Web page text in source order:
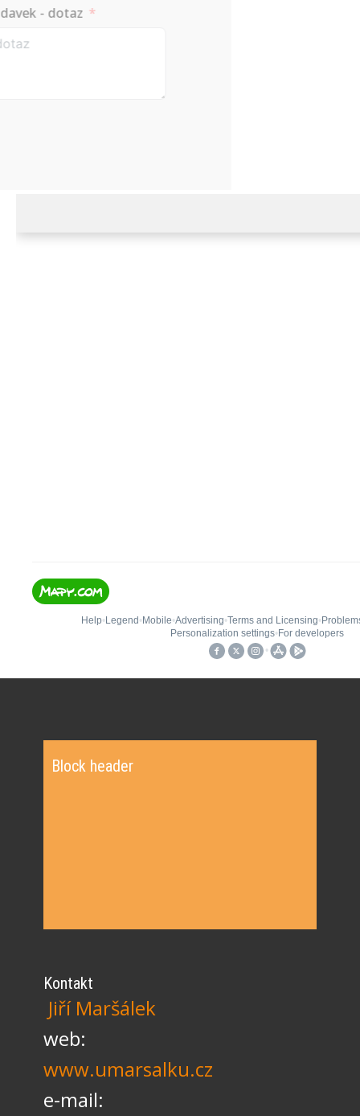
Block header
Kontakt
Jiří Maršálek
web:
www.umarsalku.cz
e-mail: